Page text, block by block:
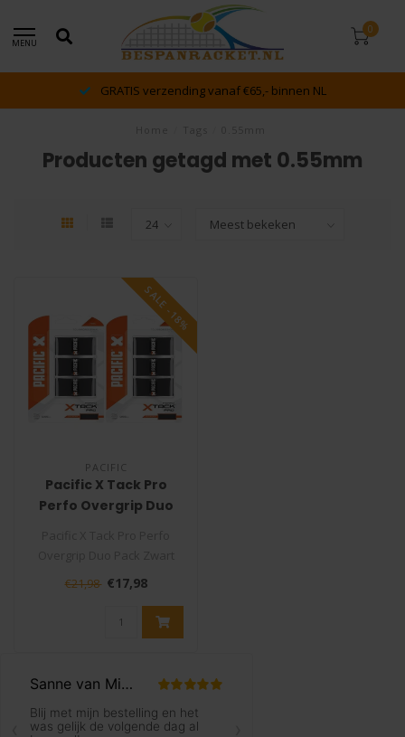
MENU
0
GRATIS verzending vanaf €65,- binnen NL
Producten getagd met 0.55mm
SALE -18%
PACIFIC
Pacific X Tack Pro
Perfo Overgrip Duo
De Pacific X Tack Pro Perfo
€21,98 €17,98